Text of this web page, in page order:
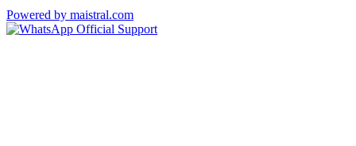
Powered by maistral.com